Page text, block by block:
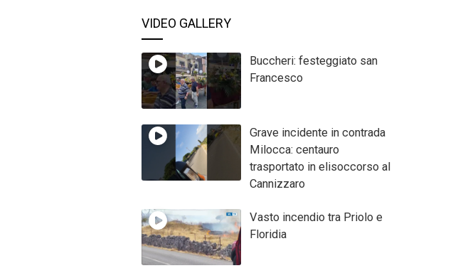
VIDEO GALLERY
Buccheri: festeggiato san
Francesco
Grave incidente in contrada
Milocca: centauro
trasportato in elisoccorso al
Cannizzaro
Vasto incendio tra Priolo e
Floridia